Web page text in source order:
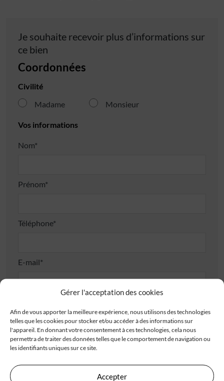
Gérer l'acceptation des cookies
Afin de vous apporter la meilleure expérience, nous utilisons des technologies
telles que les cookies pour stocker et/ou accéder à des informations sur
l'appareil. En donnant votre consentement à ces technologies, cela nous
permettra de traiter des données telles que le comportement de navigation ou
les identifiants uniques sur ce site.
Accepter
Je souhaite recevoir plus d’informations sur
ce bien
Coordonnées
Civilité
Madame
Monsieur
Vos informations
Nom*
Prénom*
Téléphone*
E-mail*